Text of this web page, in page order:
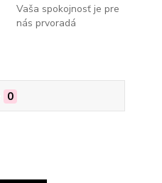
Vaša spokojnosť je pre
nás prvoradá
0